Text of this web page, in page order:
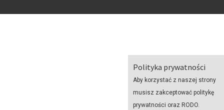
Polityka prywatności
Aby korzystać z naszej strony
musisz zakceptować politykę
prywatności oraz RODO.